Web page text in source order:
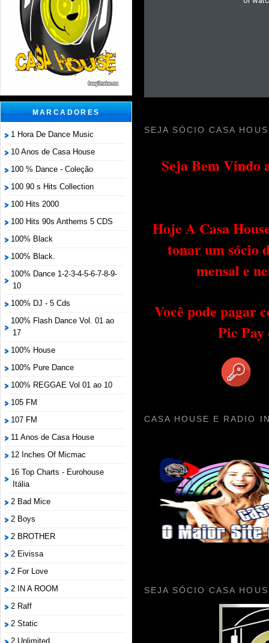
MARCADORES
1 Hora De Dance Music
10 Anos de Casa House
100 % Dance - Coleção
100 90 s Hits Collection
100 Hits 2000
100 Hits 90s Anthems 5 CDS
100% Black
100% Black.
100% Dance 1-2-3-4-5-6-7-8-9-
10
100% DJ - 5 Cds
100% Flash Dance Vol. 01 ao
17
100% House
100% Pure Dance
100% REGGAE Vol 01 ao 10
105 FM
107 FM
11 Anos de Casa House
12 Inches Of Micmac
16 Top Charts - Eurohouse
Itália
2 Bad Mice
2 Boys
2 BROTHER
2 Eivissa
2 For Love
2 IN A ROOM
2 Raff
2 Static
2 Unlimited
SEJA SÓCIO CASA
Seja Bem Vindo
Hoje A Casa
tonar um sócio
mensal e
Você pode pagar
Pic
CASA HOUSE E RADIO
SEJA SÓCIO CASA